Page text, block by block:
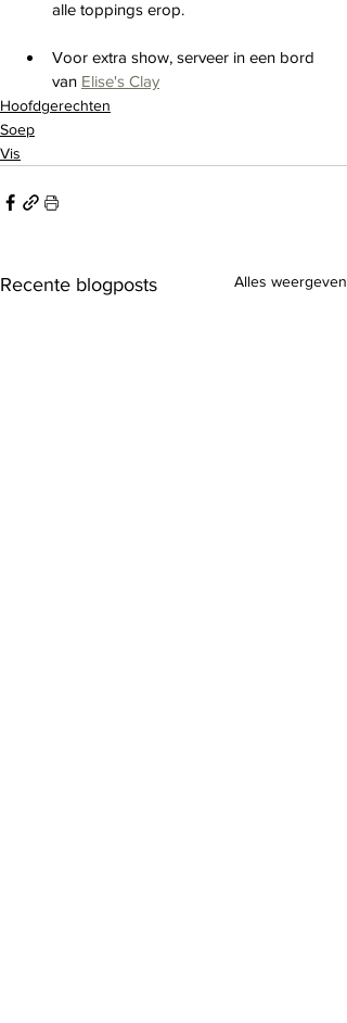
alle toppings erop.
Voor extra show, serveer in een bord
van Elise's Clay
Hoofdgerechten
Soep
Vis
Recente blogposts Alles weergeven